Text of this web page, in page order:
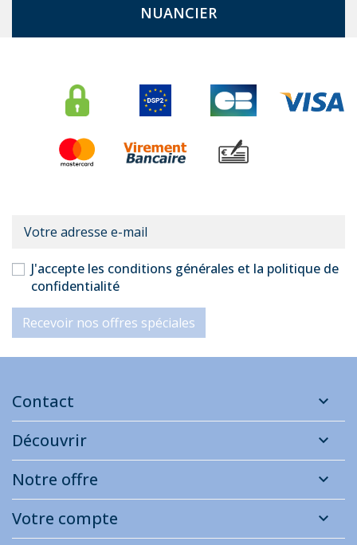
NUANCIER
J'accepte les conditions générales et la politique de
confidentialité
Recevoir nos offres spéciales
Contact
Découvrir
Notre offre
Votre compte